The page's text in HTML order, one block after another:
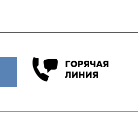
ГОРЯЧАЯ
ЛИНИЯ